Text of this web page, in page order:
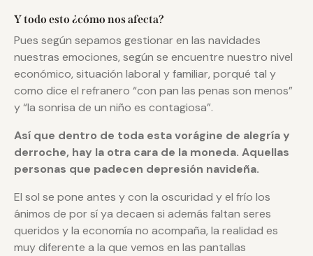
Y todo esto ¿cómo nos afecta?
Pues según sepamos gestionar en las navidades
nuestras emociones, según se encuentre nuestro nivel
económico, situación laboral y familiar, porqué tal y
como dice el refranero “con pan las penas son menos”
y “la sonrisa de un niño es contagiosa”.
Así que dentro de toda esta vorágine de alegría y
derroche, hay la otra cara de la moneda. Aquellas
personas que padecen depresión navideña.
El sol se pone antes y con la oscuridad y el frío los
ánimos de por sí ya decaen si además faltan seres
queridos y la economía no acompaña, la realidad es
muy diferente a la que vemos en las pantallas